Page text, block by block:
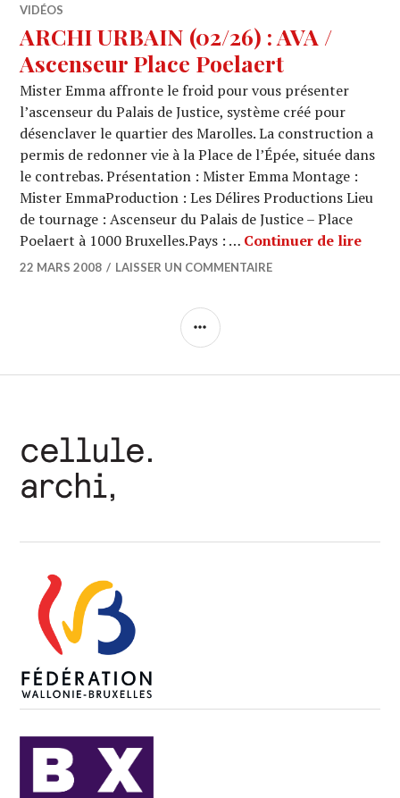
VIDÉOS
ARCHI URBAIN (02/26) : AVA /
Ascenseur Place Poelaert
Mister Emma affronte le froid pour vous présenter
l’ascenseur du Palais de Justice, système créé pour
désenclaver le quartier des Marolles. La construction a
permis de redonner vie à la Place de l’Épée, située dans
le contrebas. Présentation : Mister Emma Montage :
Mister EmmaProduction : Les Délires Productions Lieu
de tournage : Ascenseur du Palais de Justice – Place
Poelaert à 1000 Bruxelles.Pays : … Continuer de lire
22 MARS 2008 LAISSER UN COMMENTAIRE
COLONNE